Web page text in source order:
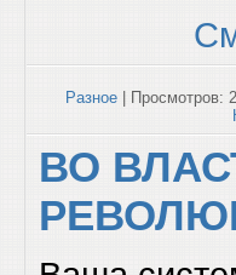
Разное | Просмотров:
ВО